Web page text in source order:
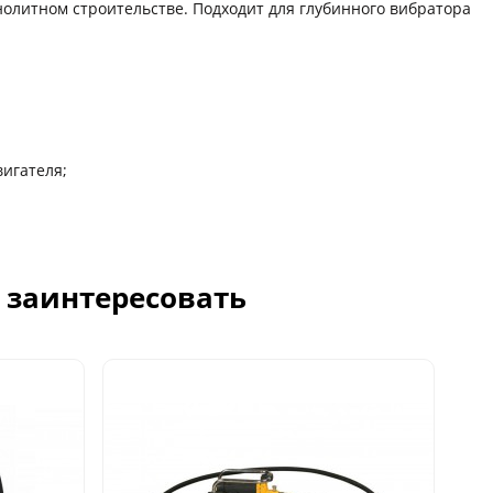
строительстве. Подходит для глубинного вибратора